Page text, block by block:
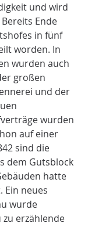
und wird
Ende
in fünf
worden. In
wurden auch
großen
und der
wurden
auf einer
sind die
dem Gutsblock
hatte
Ein neues
wurde
zu erzählende